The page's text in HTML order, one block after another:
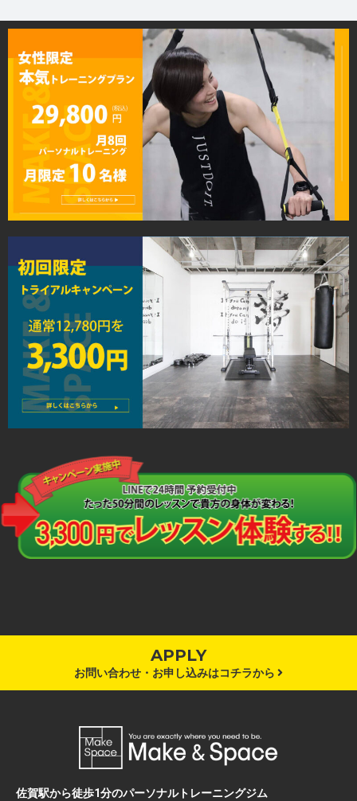
APPLY
お問い合わせ・お申し込みはコチラから
佐賀駅から徒歩1分のパーソナルトレーニングジム